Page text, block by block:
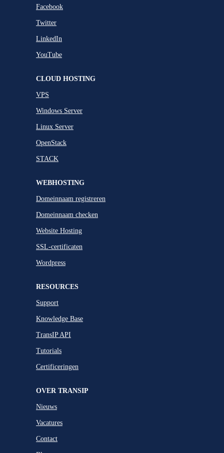
Facebook
Twitter
LinkedIn
YouTube
CLOUD HOSTING
VPS
Windows Server
Linux Server
OpenStack
STACK
WEBHOSTING
Domeinnaam registreren
Domeinnaam checken
Website Hosting
SSL-certificaten
Wordpress
RESOURCES
Support
Knowledge Base
TransIP API
Tutorials
Certificeringen
OVER TRANSIP
Nieuws
Vacatures
Contact